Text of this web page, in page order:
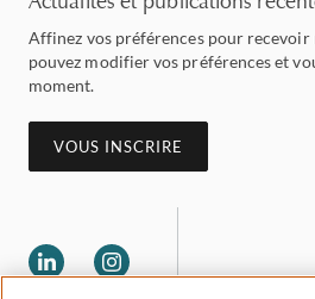
Affinez vos préférences pour
pouvez modifier vos préférences et
moment.
VOUS INSCRIRE